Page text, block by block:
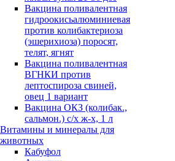
Вакцина поливалентная
гидроокисьалюминиевая
против колибактериоза
(эшерихиоза) поросят,
телят, ягнят
Вакцина поливалентная
ВГНКИ против
лептоспироза свиней,
овец 1 вариант
Вакцина ОКЗ (колибак.,
сальмон.) с/х ж-х, 1 л
Витамины и минералы для
животных
Кабуфол